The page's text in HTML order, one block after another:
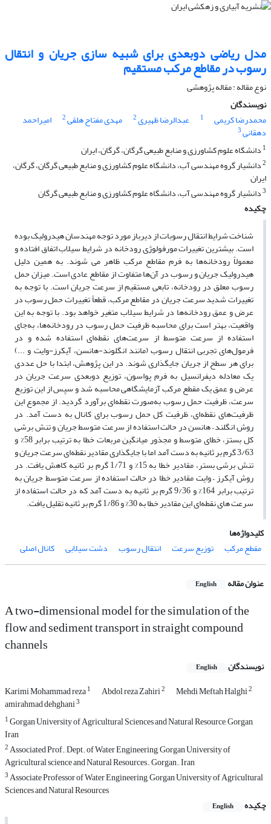
مدل ریاضی دوبعدی برای شبیه سازی جریان و انتقال
رسوب در مقاطع مرکب مستقیم
نوع مقاله : مقاله پژوهشی
نویسندگان
محمدرضا کریمی
1 عبدالرضا ظهیری2 مهدی مفتاح هلقی2 امیراحمد
دهقانی3
1 دانشگاه علوم کشاورزی و منابع طبیعی گرگان، گرگان، ایران
2دانشیار گروه مهندسی آب، دانشگاه علوم کشاورزی و منابع طبیعی گرگان، گرگان،
ایران
3دانشیار گروه مهندسی آب، دانشگاه علوم کشاورزی و منابع طبیعی گرگان
چکیده
شناخت شرایط انتقال رسوبات از دیرباز مورد توجه مهندسان هیدرولیک بوده
است. بیشترین تغییرات مورفولوژی رودخانه در شرایط سیلاب اتفاق افتاده و
معمولاً رودخانه‌ها به فرم مقاطع مرکب ظاهر می شوند. به همین دلیل
هیدرولیک جریان و رسوب در آن‌ها متفاوت از مقاطع عادی است. میزان حمل
رسوب معلق در رودخانه، تابعی مستقیم از سرعت جریان است. با توجه به
تغییرات شدید سرعت جریان در مقاطع مرکب، قطعاً تغییرات حمل رسوب در
عرض و عمق رودخانه‌ها در شرایط سیلاب متغیر خواهد بود. با توجه به این
واقعیت، بهتر است برای محاسبه ظرفیت حمل رسوب در رودخانه‌ها، به‌جای
استفاده از سرعت متوسط از سرعت‌های نقطه‌ای استفاده ‌شده و در
فرمول‌های تجربی انتقال رسوب (مانند انگلوند-هانسن، آیکرز-وایت و ...)
برای هر سطح از جریان جایگذاری شوند. در این پژوهش، ابتدا با حل عددی
یک معادله دیفرانسیل به فرم پواسون، توزیع دوبعدی سرعت جریان در
عرض و عمق یک مقطع مرکب آزمایشگاهی محاسبه ‌شد و سپس از این توزیع
سرعت، ظرفیت حمل رسوب به‌صورت نقطه‌ای برآورد گردید. از مجموع این
ظرفیت‌های نقطه‌ای، ظرفیت کل حمل رسوب برای کانال به دست آمد. در
روش انگلند – هانسن در حالت استفاده از سرعت متوسط جریان و تنش برشی
کل بستز، خطای متوسط و مجذور میانگین مربعات خطا به ترتیب برابر 58% و
3/63 گرم بر ثانیه به دست آمد اما با جایگذاری مقادیر نقطه‌ای سرعت جریان و
تنش برشی بستر، مقادیر خطا به 15% و 1/71 گرم بر ثانیه کاهش یافت. در
روش آیکرز – وایت مقادیر خطا در حالت استفاده از سرعت متوسط جریان به
ترتیب برابر 164% و 9/36 گرم بر ثانیه به دست آمد که در حالت استفاده از
سرعت های نقطه‌ای این مقادیر خطا به 30% و 1/86 گرم بر ثانیه تقلیل یافت.
کلیدواژه‌ها
مقطع مرکب
توزیع سرعت انتقال رسوب دشت سیلابی کانال اصلی
عنوان مقاله English
A two-dimensional model for the simulation of the
flow and sediment transport in straight compound
channels
نویسندگان English
Karimi Mohammad reza1 Abdol reza Zahiri2 Mehdi Meftah Halghi2
amirahmad dehghani3
1Gorgan University of Agricultural Sciences and Natural Resource, Gorgan,
Iran
2Associated Prof., Dept. of Water Engineering, Gorgan University of
Agricultural science and Natural Resources., Gorgan., Iran
3Associate Professor of Water Engineering, Gorgan University of Agricultural
Sciences and Natural Resources
چکیده
English